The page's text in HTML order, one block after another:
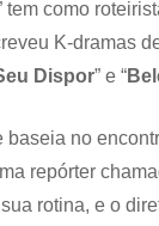
tem como
K-dramas
Dispor” e “
baseia no
repórter
rotina, e o